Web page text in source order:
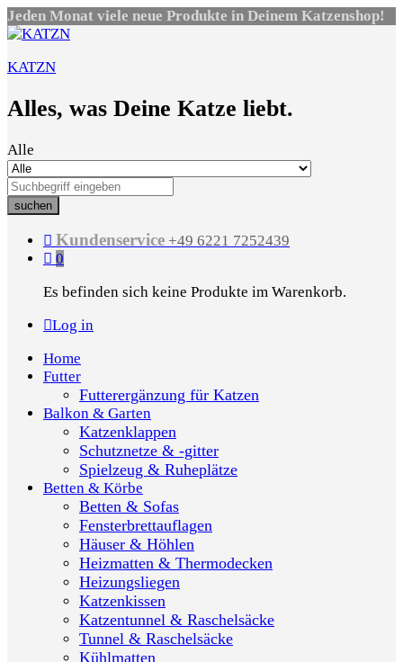
Jeden Monat viele neue Produkte in Deinem Katzenshop!
KATZN
Alles, was Deine Katze liebt.
Alle
suchen
Kundenservice +49 6221 7252439
0
Es befinden sich keine Produkte im Warenkorb.
Log in
Home
Futter
Futterergänzung für Katzen
Balkon & Garten
Katzenklappen
Schutznetze & -gitter
Spielzeug & Ruheplätze
Betten & Körbe
Betten & Sofas
Fensterbrettauflagen
Häuser & Höhlen
Heizmatten & Thermodecken
Heizungsliegen
Katzenkissen
Katzentunnel & Raschelsäcke
Tunnel & Raschelsäcke
Kühlmatten